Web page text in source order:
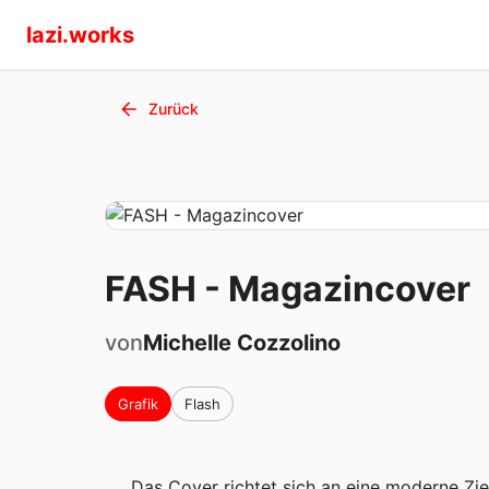
lazi.works
Zurück
FASH - Magazincover
vonMichelle Cozzolino
Grafik Flash